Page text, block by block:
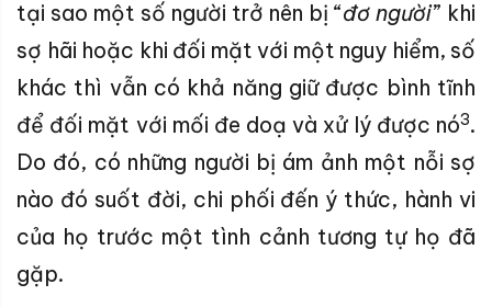
tại sao một số người trở nên bị “đơ người” khi
sợ hãi hoặc khi đối mặt với một nguy hiểm, số
khác thì vẫn có khả năng giữ được bình tĩnh
để đối mặt với mối đe doạ và xử lý được nó3.
Do đó, có những người bị ám ảnh một nỗi sợ
nào đó suốt đời, chi phối đến ý thức, hành vi
của họ trước một tình cảnh tương tự họ đã
gặp.